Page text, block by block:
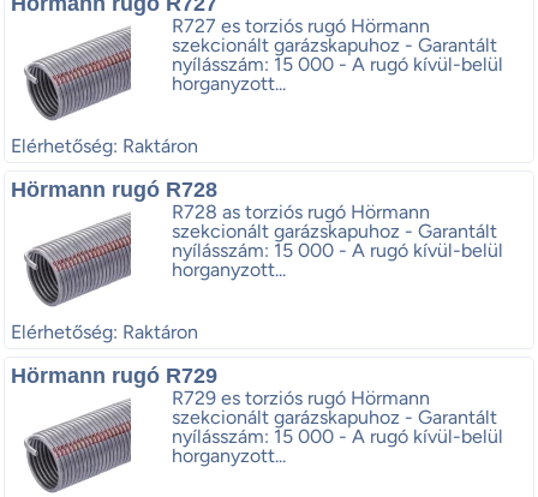
R727 es torziós rugó Hörmann
szekcionált garázskapuhoz - Garantált
nyílásszám: 15 000 - A rugó kívül-belül
horganyzott...
Elérhetőség: Raktáron
Hörmann rugó R728
R728 as torziós rugó Hörmann
szekcionált garázskapuhoz - Garantált
nyílásszám: 15 000 - A rugó kívül-belül
horganyzott...
Elérhetőség: Raktáron
Hörmann rugó R729
R729 es torziós rugó Hörmann
szekcionált garázskapuhoz - Garantált
nyílásszám: 15 000 - A rugó kívül-belül
horganyzott...